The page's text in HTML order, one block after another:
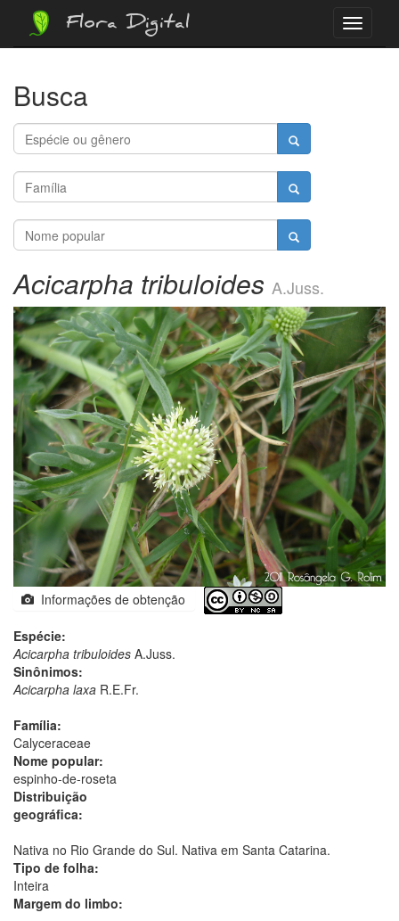
Menu
Flora Digital
Busca
Acicarpha tribuloides A.Juss.
Informações de obtenção
Espécie:
Acicarpha tribuloides A.Juss.
Sinônimos:
Acicarpha laxa R.E.Fr.
Família:
Calyceraceae
Nome popular:
espinho-de-roseta
Distribuição
geográfica:
Nativa no Rio Grande do Sul. Nativa em Santa Catarina.
Tipo de folha:
Inteira
Margem do limbo: